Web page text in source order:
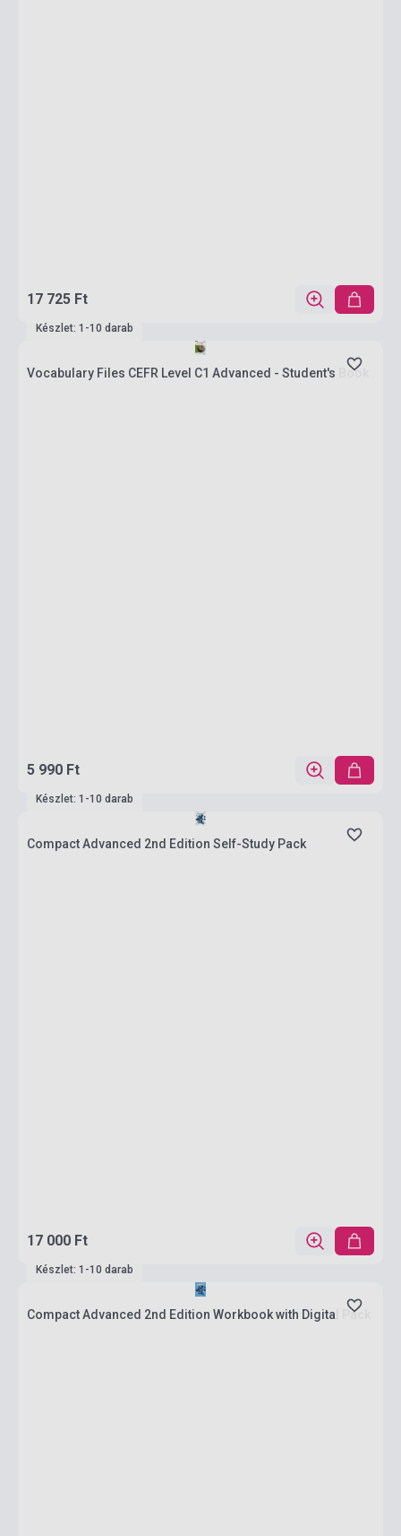
17 725 Ft
Készlet: 1-10 darab
Vocabulary Files CEFR Level C1 Advanced - Student's Book
5 990 Ft
Készlet: 1-10 darab
Compact Advanced 2nd Edition Self-Study Pack
17 000 Ft
Készlet: 1-10 darab
Compact Advanced 2nd Edition Workbook with Digital Pack